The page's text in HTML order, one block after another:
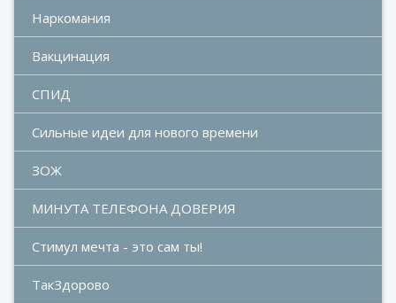
Наркомания
Вакцинация
СПИД
Сильные идеи для нового времени
ЗОЖ
МИНУТА ТЕЛЕФОНА ДОВЕРИЯ
Стимул мечта - это сам ты!
ТакЗдорово